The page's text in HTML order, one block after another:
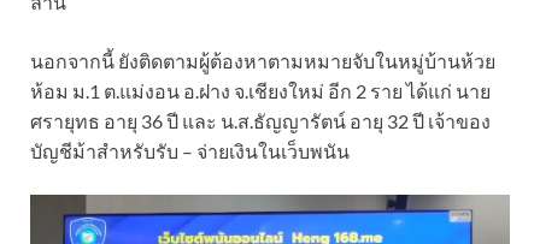
นอกจากนี้ ยังติดตามผู้ต้องหาตามหมายจับในหมู่บ้านห้วย
ห้อม ม.1 ต.แม่งอน อ.ฝาง จ.เชียงใหม่ อีก 2 ราย ได้แก่ นาย
ศรายุทธ อายุ 36 ปี และ น.ส.ธัญญารัตน์ อายุ 32 ปี เจ้าของ
บัญชีม้าสำหรับรับ – จ่ายเงินในเว็บพนัน